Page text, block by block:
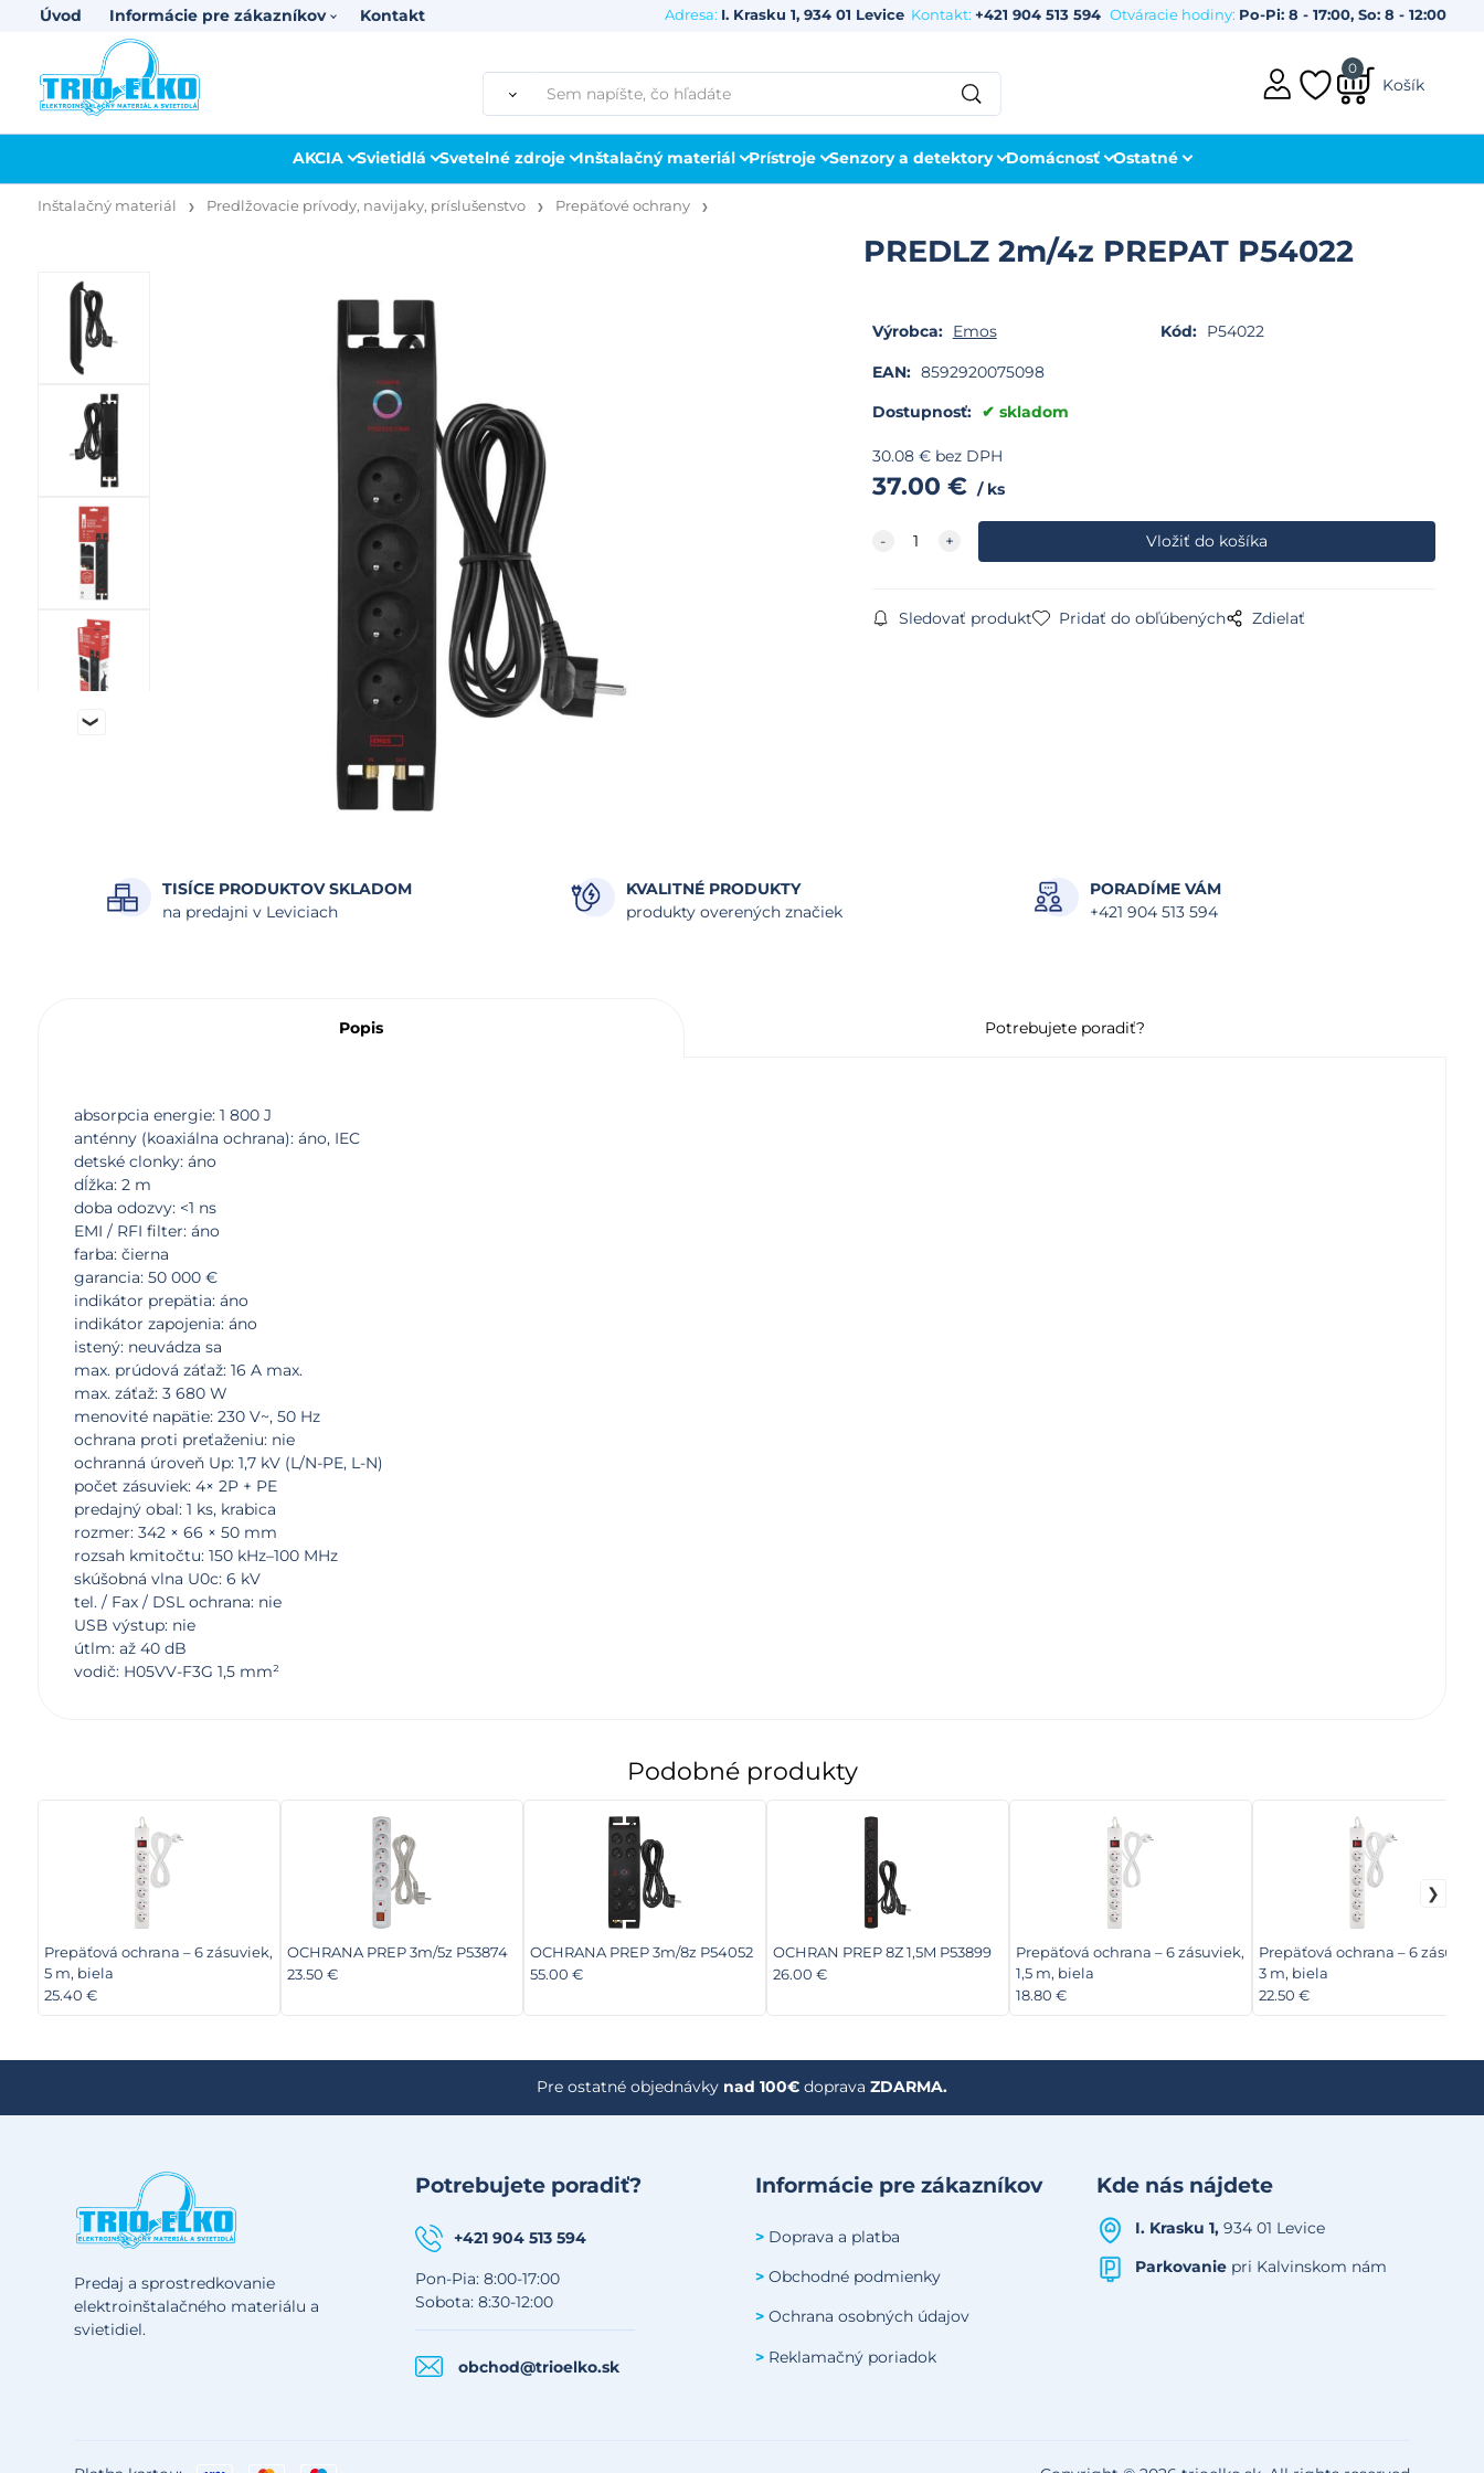
Úvod Informácie pre zákazníkov Kontakt Adresa: I. Krasku 1, 934 01 Levice Kontakt:+421 904 513 594Otváracie hodiny: Po-Pi: 8 - 17:00, So: 8 - 12:00
0
Košík
AKCIA Svietidlá Svetelné zdroje Inštalačný materiál Prístroje Senzory a detektory Domácnosť Ostatné
Inštalačný materiál Predlžovacie prívody, navijaky, príslušenstvo Prepäťové ochrany
PREDLZ 2m/4z PREPAT P54022
Výrobca: Emos Kód: P54022
EAN: 8592920075098
Dostupnosť:
skladom
30.08€ bez DPH
37.00 € ks
Sledovať produkt Pridať do obľúbených Zdielať
TISÍCE PRODUKTOV SKLADOM
na predajni v Leviciach
KVALITNÉ PRODUKTY
produkty overených značiek
PORADÍME VÁM
+421 904 513 594
Popis Potrebujete poradiť?
absorpcia energie: 1 800 J
anténny (koaxiálna ochrana): áno, IEC
detské clonky: áno
dĺžka: 2 m
doba odozvy: <1 ns
EMI / RFI filter: áno
farba: čierna
garancia: 50 000 €
indikátor prepätia: áno
indikátor zapojenia: áno
istený: neuvádza sa
max. prúdová záťaž: 16 A max.
max. záťaž: 3 680 W
menovité napätie: 230 V~, 50 Hz
ochrana proti preťaženiu: nie
ochranná úroveň Up: 1,7 kV (L/N-PE, L-N)
počet zásuviek: 4× 2P + PE
predajný obal: 1 ks, krabica
rozmer: 342 × 66 × 50 mm
rozsah kmitočtu: 150 kHz–100 MHz
skúšobná vlna U0c: 6 kV
tel. / Fax / DSL ochrana: nie
USB výstup: nie
útlm: až 40 dB
vodič: H05VV-F3G 1,5 mm²
Podobné produkty
Prepäťová ochrana – 6 zásuviek,
5 m, biela
25.40 €
OCHRANA PREP 3m/5z P53874
23.50 €
OCHRANA PREP 3m/8z P54052
55.00 €
OCHRAN PREP 8Z 1,5M P53899
26.00 €
Prepäťová ochrana – 6 zásuviek,
1,5 m, biela
18.80 €
Prepäťová ochrana – 6
3 m, biela
22.50 €
Pre ostatné objednávky nad 100€ doprava ZDARMA.
Predaj a sprostredkovanie
elektroinštalačného materiálu a
svietidiel.
Potrebujete poradiť?
+421 904 513 594
Pon-Pia: 8:00-17:00
Sobota: 8:30-12:00
obchod@trioelko.sk
Informácie pre zákazníkov
> Doprava a platba
> Obchodné podmienky
> Ochrana osobných údajov
> Reklamačný poriadok
Kde nás nájdete
I. Krasku 1, 934 01 Levice
Parkovanie pri Kalvinskom nám